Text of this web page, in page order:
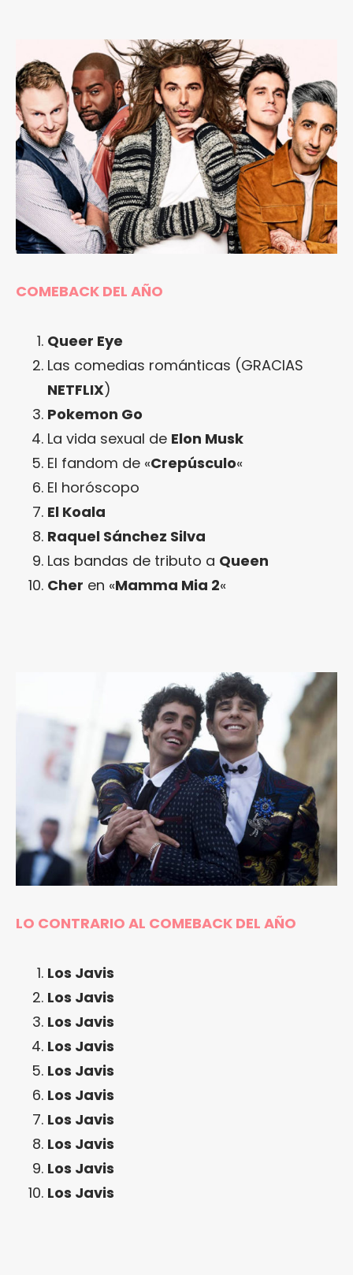
COMEBACK DEL AÑO
Queer Eye
Las comedias románticas (GRACIAS
NETFLIX)
Pokemon Go
La vida sexual de Elon Musk
El fandom de «Crepúsculo«
El horóscopo
El Koala
Raquel Sánchez Silva
Las bandas de tributo a Queen
Cher en «Mamma Mia 2«
LO CONTRARIO AL COMEBACK DEL AÑO
Los Javis
Los Javis
Los Javis
Los Javis
Los Javis
Los Javis
Los Javis
Los Javis
Los Javis
Los Javis